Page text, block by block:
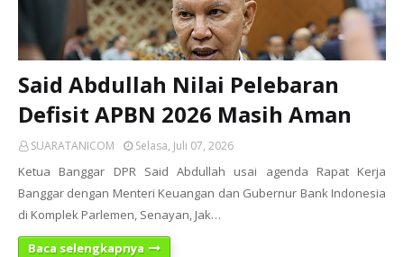
Said Abdullah Nilai Pelebaran
Defisit APBN 2026 Masih Aman
SUARATANICOM Selasa, Juli 07, 2026
Ketua Banggar DPR Said Abdullah usai agenda Rapat Kerja
Banggar dengan Menteri Keuangan dan Gubernur Bank Indonesia
di Komplek Parlemen, Senayan, Jak…
Baca selengkapnya